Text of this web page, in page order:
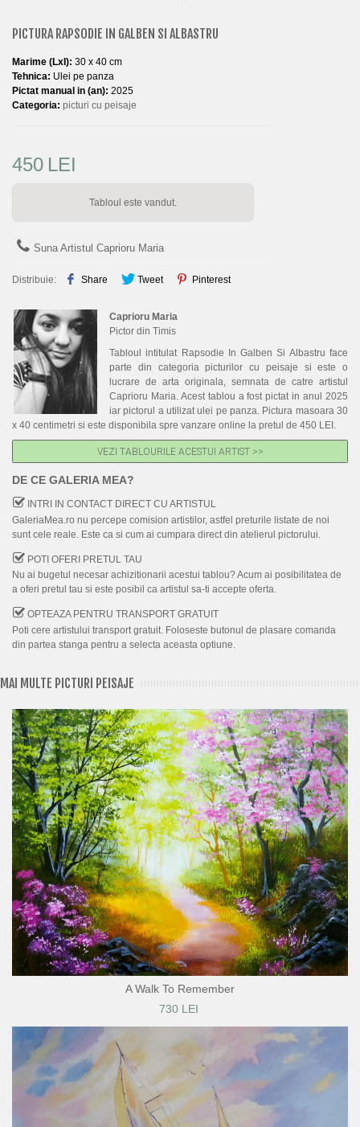
PICTURA RAPSODIE IN GALBEN SI ALBASTRU
Marime (LxI): 30 x 40 cm
Tehnica: Ulei pe panza
Pictat manual in (an): 2025
Categoria: picturi cu peisaje
450 LEI
Tabloul este vandut.
Suna Artistul Caprioru Maria
Distribuie: Share Tweet Pinterest
Caprioru Maria
Pictor din Timis
Tabloul intitulat Rapsodie In Galben Si Albastru face
parte din categoria picturilor cu peisaje si este o
lucrare de arta originala, semnata de catre artistul
Caprioru Maria. Acest tablou a fost pictat in anul 2025
iar pictorul a utilizat ulei pe panza. Pictura masoara 30
x 40 centimetri si este disponibila spre vanzare online la pretul de 450 LEI.
VEZI TABLOURILE ACESTUI ARTIST >>
DE CE GALERIA MEA?
INTRI IN CONTACT DIRECT CU ARTISTUL
GaleriaMea.ro nu percepe comision artistilor, astfel preturile listate de noi
sunt cele reale. Este ca si cum ai cumpara direct din atelierul pictorului.
POTI OFERI PRETUL TAU
Nu ai bugetul necesar achizitionarii acestui tablou? Acum ai posibilitatea de
a oferi pretul tau si este posibil ca artistul sa-ti accepte oferta.
OPTEAZA PENTRU TRANSPORT GRATUIT
Poti cere artistului transport gratuit. Foloseste butonul de plasare comanda
din partea stanga pentru a selecta aceasta optiune.
MAI MULTE PICTURI PEISAJE
A Walk To Remember
730 LEI